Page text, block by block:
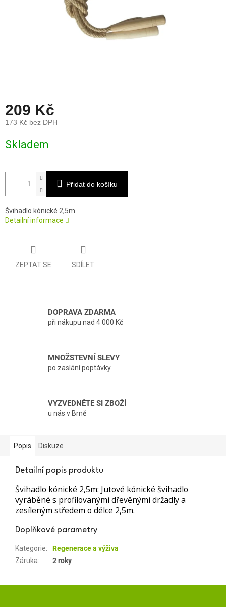
209 Kč
173 Kč bez DPH
cena:
Skladem
Přidat do košíku
Švihadlo kónické 2,5m
Detailní informace
ZEPTAT SE SDÍLET
DOPRAVA ZDARMA
při nákupu nad 4 000 Kč
MNOŽSTEVNÍ SLEVY
po zaslání poptávky
VYZVEDNĚTE SI ZBOŽÍ
u nás v Brně
Popis Diskuze
Detailní popis produktu
Švihadlo kónické 2,5m: Jutové kónické švihadlo
vyráběné s profilovanými dřevěnými držadly a
zesíleným středem o délce 2,5m.
Doplňkové parametry
Kategorie:
Regenerace a výživa
Záruka: 2 roky